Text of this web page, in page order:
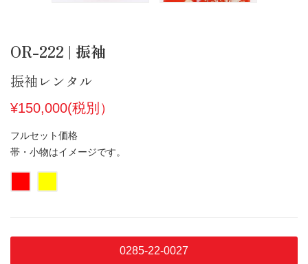
OR-222 | 振袖
振袖レンタル
¥150,000(税別）
フルセット価格
帯・小物はイメージです。
0285-22-0027